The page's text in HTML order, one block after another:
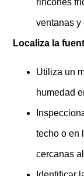
rincones
ventanas y
Localiza la
Utiliza un
humedad
techo o en
cercanas